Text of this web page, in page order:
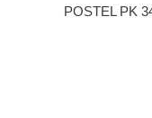
POSTEL PK